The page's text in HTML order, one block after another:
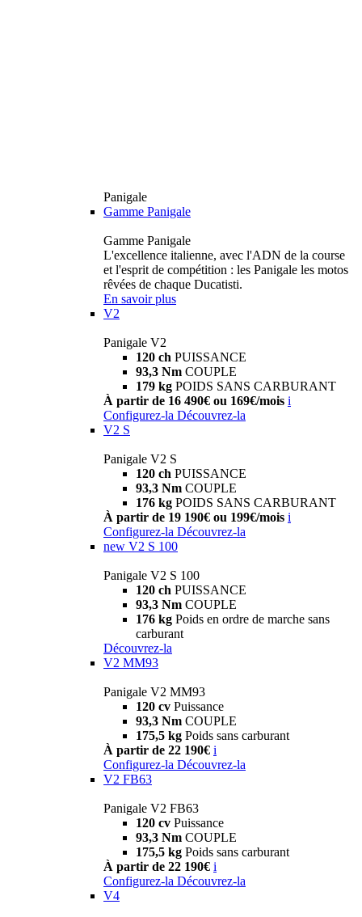
Panigale
Gamme Panigale
Gamme Panigale
L'excellence italienne, avec l'ADN de la course
et l'esprit de compétition : les Panigale les motos
rêvées de chaque Ducatisti.
En savoir plus
V2
Panigale V2
120 ch PUISSANCE
93,3 Nm COUPLE
179 kg POIDS SANS CARBURANT
À partir de 16 490€ ou 169€/mois i
Configurez-la Découvrez-la
V2 S
Panigale V2 S
120 ch PUISSANCE
93,3 Nm COUPLE
176 kg POIDS SANS CARBURANT
À partir de 19 190€ ou 199€/mois i
Configurez-la Découvrez-la
new V2 S 100
Panigale V2 S 100
120 ch PUISSANCE
93,3 Nm COUPLE
176 kg Poids en ordre de marche sans
carburant
Découvrez-la
V2 MM93
Panigale V2 MM93
120 cv Puissance
93,3 Nm COUPLE
175,5 kg Poids sans carburant
À partir de 22 190€ i
Configurez-la Découvrez-la
V2 FB63
Panigale V2 FB63
120 cv Puissance
93,3 Nm COUPLE
175,5 kg Poids sans carburant
À partir de 22 190€ i
Configurez-la Découvrez-la
V4